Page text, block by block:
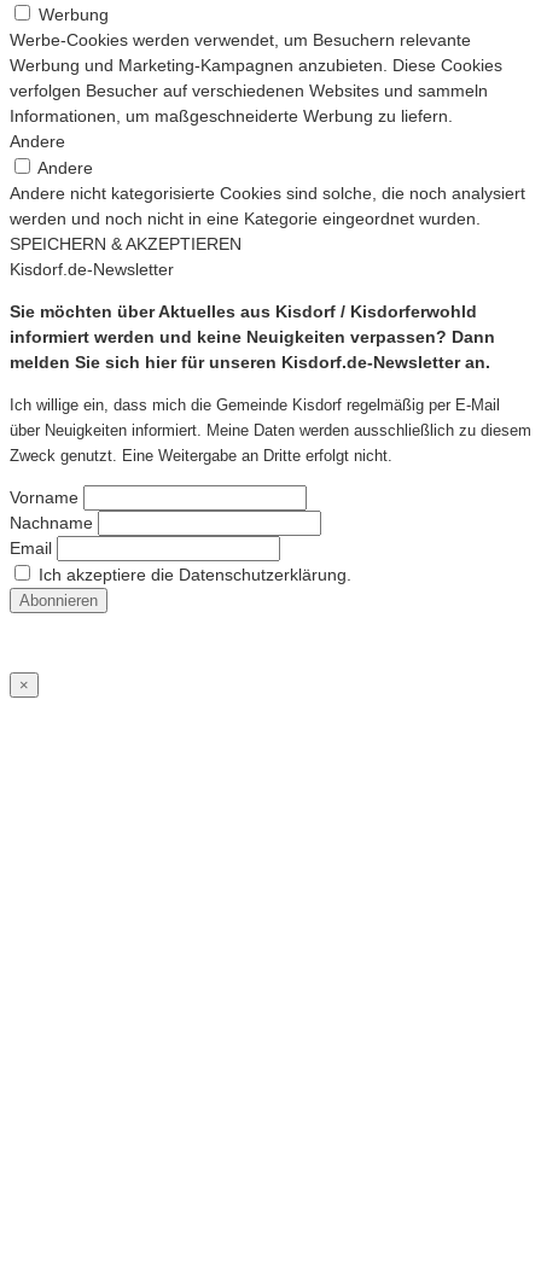
Werbung
Werbe-Cookies werden verwendet, um Besuchern relevante
Werbung und Marketing-Kampagnen anzubieten. Diese Cookies
verfolgen Besucher auf verschiedenen Websites und sammeln
Informationen, um maßgeschneiderte Werbung zu liefern.
Andere
Andere
Andere nicht kategorisierte Cookies sind solche, die noch analysiert
werden und noch nicht in eine Kategorie eingeordnet wurden.
SPEICHERN & AKZEPTIEREN
Kisdorf.de-Newsletter
Sie möchten über Aktuelles aus Kisdorf / Kisdorferwohld
informiert werden und keine Neuigkeiten verpassen? Dann
melden Sie sich hier für unseren Kisdorf.de-Newsletter an.
Ich willige ein, dass mich die Gemeinde Kisdorf regelmäßig per E-Mail
über Neuigkeiten informiert. Meine Daten werden ausschließlich zu diesem
Zweck genutzt. Eine Weitergabe an Dritte erfolgt nicht.
Vorname
Nachname
Email
Ich akzeptiere die Datenschutzerklärung.
×